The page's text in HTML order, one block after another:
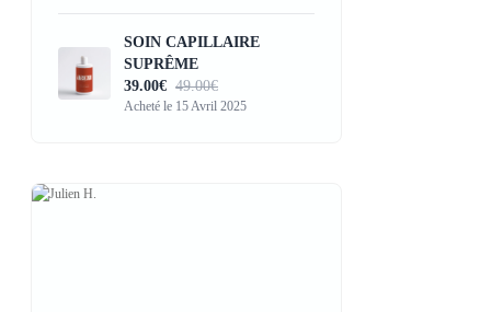
SOIN CAPILLAIRE
SUPRÊME
39.00€ 49.00€
Acheté le 15 Avril 2025